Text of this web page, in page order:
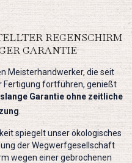
REGENSCHIRM
GARANTIE
Meisterhandwerker, die seit
Fertigung fortführen, genießt
Garantie ohne zeitliche
spiegelt unser ökologisches
der Wegwerfgesellschaft
wegen einer gebrochenen